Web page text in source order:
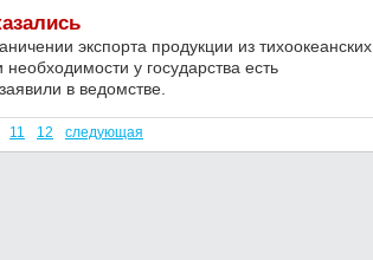
экспорта продукции из тихоокеанских
у государства есть
в ведомстве.
11 12 следующая